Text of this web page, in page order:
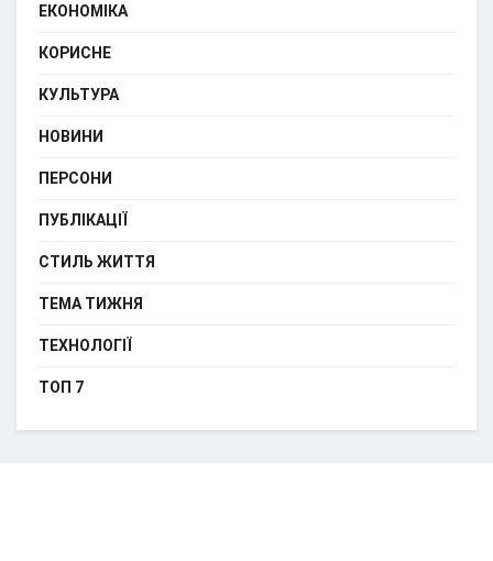
ЕКОНОМІКА
КОРИСНЕ
КУЛЬТУРА
НОВИНИ
ПЕРСОНИ
ПУБЛІКАЦІЇ
СТИЛЬ ЖИТТЯ
ТЕМА ТИЖНЯ
ТЕХНОЛОГІЇ
ТОП 7